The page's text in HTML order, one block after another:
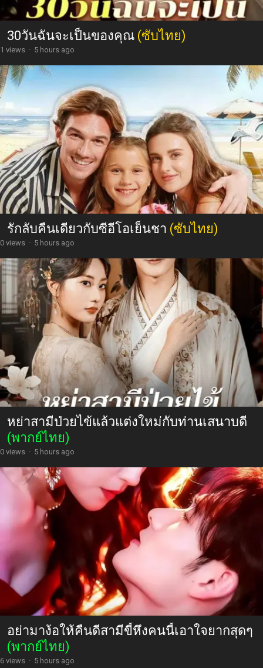
30วันฉันจะเป็นของคุณ (ซับไทย)
1 views · 5 hours ago
รักลับคืนเดียวกับซีอีโอเย็นชา (ซับไทย)
0 views · 5 hours ago
หย่าสามีป่วยไข้แล้วแต่งใหม่กับท่านเสนาบดี
(พากย์ไทย)
0 views · 5 hours ago
อย่ามาง้อให้คืนดีสามีขี้หึงคนนี้เอาใจยากสุดๆ
(พากย์ไทย)
6 views · 5 hours ago